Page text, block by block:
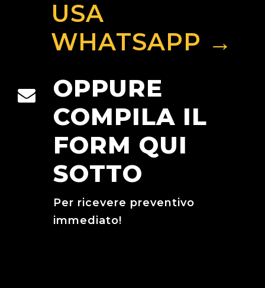
USA
WHATSAPP →
OPPURE
COMPILA IL
FORM QUI
SOTTO
Per ricevere preventivo
immediato!